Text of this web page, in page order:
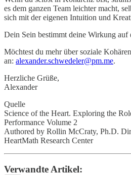
es dem ganzen Team leichter macht,
sich mit der eigenen Intuition und
Dein Sein bestimmt deine Wirkung auf
Möchtest du mehr über soziale
an: alexander.schwedeler@pm.me.
Herzliche Grüße,
Alexander
Quelle
Science of the Heart. Exploring the
Performance Volume 2
Authored by Rollin McCraty, Ph.D.
HeartMath Research Center
Verwandte Artikel: